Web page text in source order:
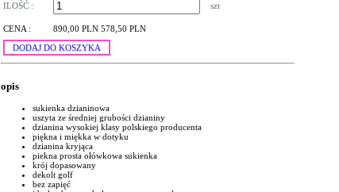
ILOŚĆ : szt
CENA : 890,00 PLN 578,50 PLN
DODAJ DO KOSZYKA
opis
sukienka dzianinowa
uszyta ze średniej grubości dzianiny
dzianina wysokiej klasy polskiego producenta
piękna i miękka w dotyku
dzianina kryjąca
piekna prosta ołówkowa sukienka
krój dopasowany
dekolt golf
bez zapięć